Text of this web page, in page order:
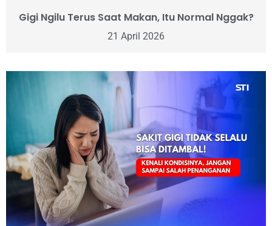
Gigi Ngilu Terus Saat Makan, Itu Normal Nggak?
21 April 2026